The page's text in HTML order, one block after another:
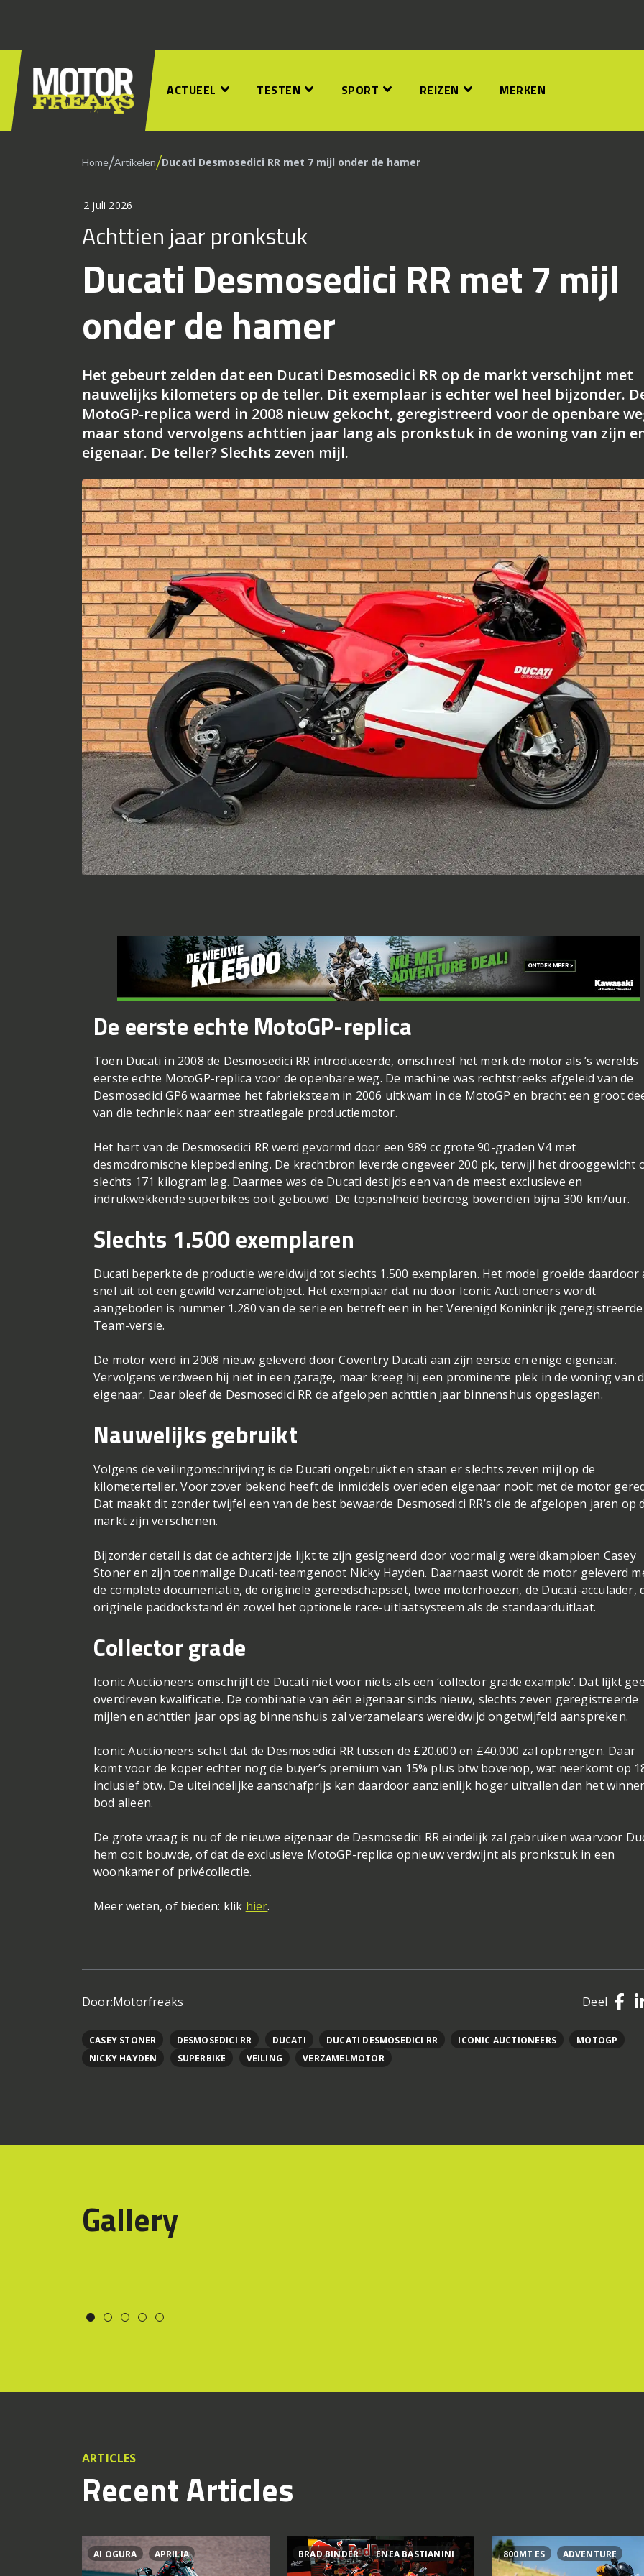
ACTUEEL TESTEN SPORT REIZEN MERKEN
Home/Artikelen/Ducati Desmosedici RR met 7 mijl onder de hamer
2 juli 2026
Achttien jaar pronkstuk
Ducati Desmosedici RR met 7 mijl
onder de hamer
Het gebeurt zelden dat een Ducati Desmosedici RR op de markt verschijnt met
nauwelijks kilometers op de teller. Dit exemplaar is echter wel heel bijzonder.
MotoGP-replica werd in 2008 nieuw gekocht, geregistreerd voor de openbare
maar stond vervolgens achttien jaar lang als pronkstuk in de woning van zijn
eigenaar. De teller? Slechts zeven mijl.
De eerste echte MotoGP-replica
Toen Ducati in 2008 de Desmosedici RR introduceerde, omschreef het merk de motor als ’s werelds
eerste echte MotoGP-replica voor de openbare weg. De machine was rechtstreeks afgeleid van de
Desmosedici GP6 waarmee het fabrieksteam in 2006 uitkwam in de MotoGP en bracht een groot
van die techniek naar een straatlegale productiemotor.
Het hart van de Desmosedici RR werd gevormd door een 989 cc grote 90-graden V4 met
desmodromische klepbediening. De krachtbron leverde ongeveer 200 pk, terwijl het drooggewicht
slechts 171 kilogram lag. Daarmee was de Ducati destijds een van de meest exclusieve en
indrukwekkende superbikes ooit gebouwd. De topsnelheid bedroeg bovendien bijna 300 km/uur.
Slechts 1.500 exemplaren
Ducati beperkte de productie wereldwijd tot slechts 1.500 exemplaren. Het model groeide daardoor
snel uit tot een gewild verzamelobject. Het exemplaar dat nu door Iconic Auctioneers wordt
aangeboden is nummer 1.280 van de serie en betreft een in het Verenigd Koninkrijk geregistreerde
Team-versie.
De motor werd in 2008 nieuw geleverd door Coventry Ducati aan zijn eerste en enige eigenaar.
Vervolgens verdween hij niet in een garage, maar kreeg hij een prominente plek in de woning van
eigenaar. Daar bleef de Desmosedici RR de afgelopen achttien jaar binnenshuis opgeslagen.
Nauwelijks gebruikt
Volgens de veilingomschrijving is de Ducati ongebruikt en staan er slechts zeven mijl op de
kilometerteller. Voor zover bekend heeft de inmiddels overleden eigenaar nooit met de motor
Dat maakt dit zonder twijfel een van de best bewaarde Desmosedici RR’s die de afgelopen jaren op
markt zijn verschenen.
Bijzonder detail is dat de achterzijde lijkt te zijn gesigneerd door voormalig wereldkampioen Casey
Stoner en zijn toenmalige Ducati-teamgenoot Nicky Hayden. Daarnaast wordt de motor geleverd
de complete documentatie, de originele gereedschapsset, twee motorhoezen, de Ducati-acculader,
originele paddockstand én zowel het optionele race-uitlaatsysteem als de standaarduitlaat.
Collector grade
Iconic Auctioneers omschrijft de Ducati niet voor niets als een ‘collector grade example’. Dat lijkt
overdreven kwalificatie. De combinatie van één eigenaar sinds nieuw, slechts zeven geregistreerde
mijlen en achttien jaar opslag binnenshuis zal verzamelaars wereldwijd ongetwijfeld aanspreken.
Iconic Auctioneers schat dat de Desmosedici RR tussen de £20.000 en £40.000 zal opbrengen. Daar
komt voor de koper echter nog de buyer’s premium van 15% plus btw bovenop, wat neerkomt op
inclusief btw. De uiteindelijke aanschafprijs kan daardoor aanzienlijk hoger uitvallen dan het
bod alleen.
De grote vraag is nu of de nieuwe eigenaar de Desmosedici RR eindelijk zal gebruiken waarvoor
hem ooit bouwde, of dat de exclusieve MotoGP-replica opnieuw verdwijnt als pronkstuk in een
woonkamer of privécollectie.
Meer weten, of bieden: klik hier.
Door:Motorfreaks Deel
CASEY STONER DESMOSEDICI RR DUCATI DUCATI DESMOSEDICI RR ICONIC AUCTIONEERS
MOTOGP
NICKY HAYDEN
SUPERBIKE VEILING VERZAMELMOTOR
Gallery
ARTICLES
Recent Articles
AI OGURA APRILIA BRAD BINDER ENEA BASTIANINI 800MT ES ADVENTURE